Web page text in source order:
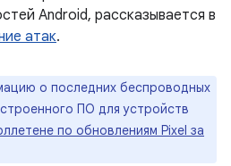
Android, рассказывается в
атак.
о последних беспроводных
ПО для устройств
по обновлениям Pixel за